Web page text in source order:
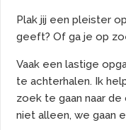
Plak jij een pleister
geeft? Of ga je op
Vaak een lastige
te achterhalen. Ik
zoek te gaan naar de
niet alleen, we gaan